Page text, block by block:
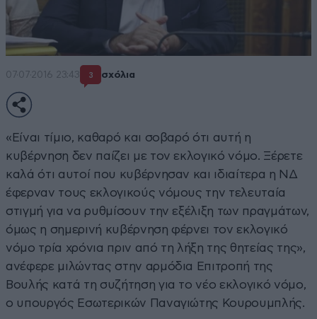
07·07·2016 23:43 3 σχόλια
«Είναι τίμιο, καθαρό και σοβαρό ότι αυτή η
κυβέρνηση δεν παίζει με τον εκλογικό νόμο. Ξέρετε
καλά ότι αυτοί που κυβέρνησαν και ιδιαίτερα η ΝΔ
έφερναν τους εκλογικούς νόμους την τελευταία
στιγμή για να ρυθμίσουν την εξέλιξη των πραγμάτων,
όμως η σημερινή κυβέρνηση φέρνει τον εκλογικό
νόμο τρία χρόνια πριν από τη λήξη της θητείας της»,
ανέφερε μιλώντας στην αρμόδια Επιτροπή της
Βουλής κατά τη συζήτηση για το νέο εκλογικό νόμο,
ο υπουργός Εσωτερικών Παναγιώτης Κουρουμπλής.